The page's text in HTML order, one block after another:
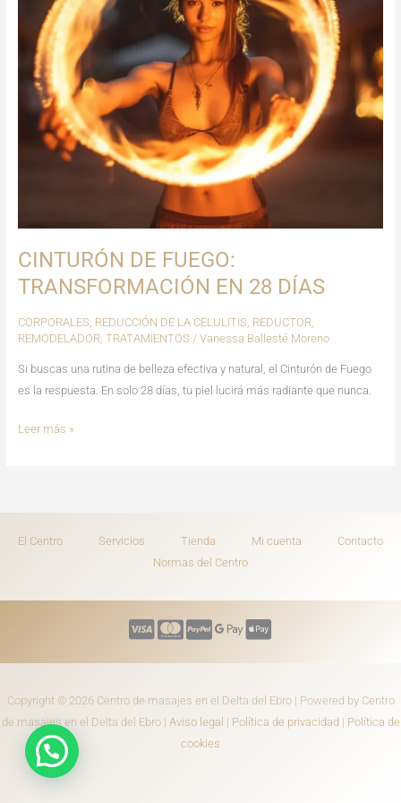
CINTURÓN DE FUEGO:
TRANSFORMACIÓN EN 28 DÍAS
CORPORALES, REDUCCIÓN DE LA CELULITIS, REDUCTOR,
REMODELADOR, TRATAMIENTOS / Vanessa Ballesté Moreno
Si buscas una rutina de belleza efectiva y natural, el Cinturón de Fuego
es la respuesta. En solo 28 días, tu piel lucirá más radiante que nunca.
Leer más »
El Centro Servicios Tienda Mi cuenta
Contacto
Normas del Centro
Copyright © 2026 Centro de masajes en el Delta del Ebro | Powered by Centro
de masajes en el Delta del Ebro | Aviso legal | Política de privacidad| Política de
cookies